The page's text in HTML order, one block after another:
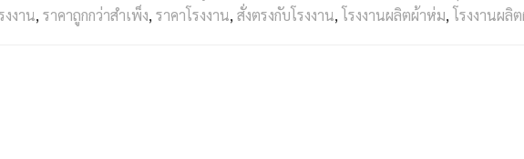
งงาน, ราคาถูกกว่าสำเพ็ง, ราคาโรงงาน, สั่งตรงกับโรงงาน, โรงงานผลิตผ้าห่ม, โรงงานผลิ